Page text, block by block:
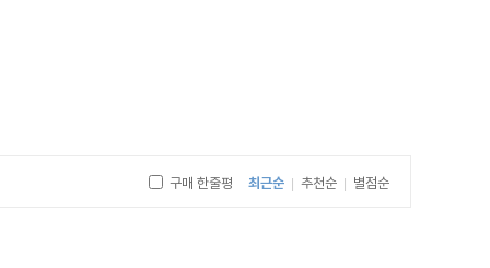
구매 한줄평 최근순 | 추천순 | 별점순